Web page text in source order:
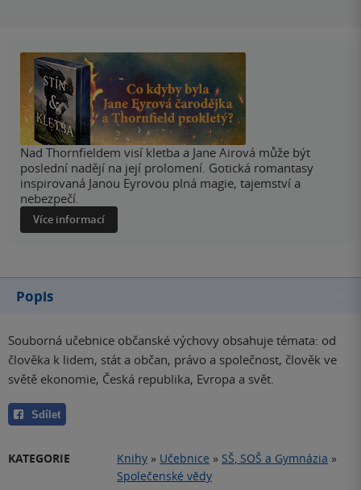
Nad Thornfieldem visí kletba a Jane Airová může být
poslední nadějí na její prolomení. Gotická romantasy
inspirovaná Janou Eyrovou plná magie, tajemství a
nebezpečí.
Více informací
Popis
Souborná učebnice občanské výchovy obsahuje témata: od
člověka k lidem, stát a občan, právo a společnost, člověk ve
světě ekonomie, Česká republika, Evropa a svět.
Sdílet
KATEGORIE Knihy » Učebnice » SŠ, SOŠ a Gymnázia »
Společenské vědy